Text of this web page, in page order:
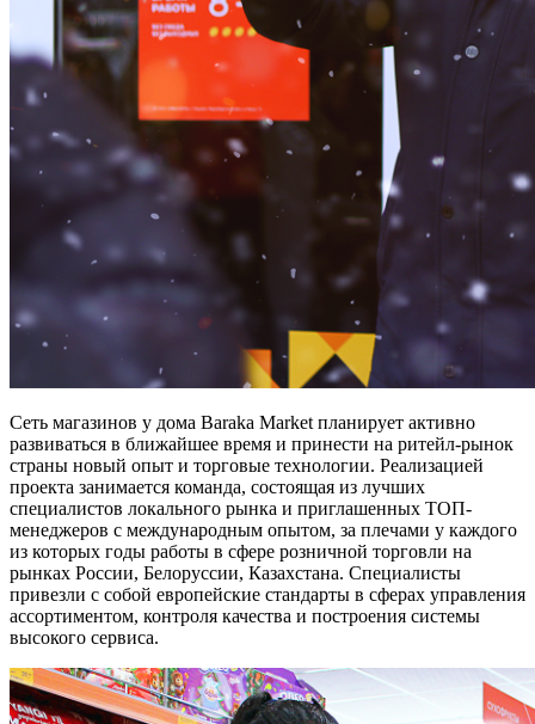
Сеть магазинов у дома Baraka Market планирует активно
развиваться в ближайшее время и принести на ритейл-рынок
страны новый опыт и торговые технологии. Реализацией
проекта занимается команда, состоящая из лучших
специалистов локального рынка и приглашенных ТОП-
менеджеров с международным опытом, за плечами у каждого
из которых годы работы в сфере розничной торговли на
рынках России, Белоруссии, Казахстана. Специалисты
привезли с собой европейские стандарты в сферах управления
ассортиментом, контроля качества и построения системы
высокого сервиса.